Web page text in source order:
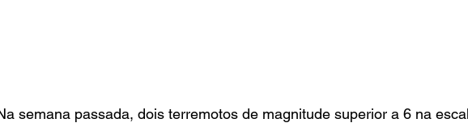
semana passada, dois terremotos de magnitude superior a 6 na